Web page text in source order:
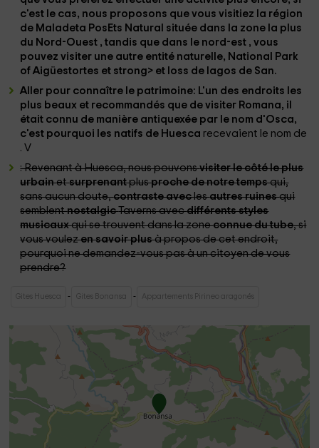
c'est le cas, nous proposons que vous visitiez la région
de Maladeta PosEts Natural située dans la zone la plus
du Nord-Ouest , tandis que dans le nord-est , vous
pouvez visiter une autre entité naturelle, National Park
of Aigüestortes et strong> et loss de lagos de San.
Aller pour connaître le patrimoine: L'un des endroits les
plus beaux et recommandés que de visiter Romana, il
était connu de manière antiquexée par le nom d'Osca,
c'est pourquoi les natifs de Huesca recevaient le nom de
. V
: Revenant à Huesca, nous pouvonsvisiter le côté le plus
urbainetsurprenantplusproche de notre tempsqui,
sans aucun doute,contraste aveclesautres ruinesqui
semblentnostalgicTaverns avecdifférents styles
musicauxqui se trouvent dans la zoneconnue du tube, si
vous voulezen savoir plusà propos de cet endroit,
pourquoi ne demandez-vous pas à un citoyen de vous
prendre?
Gites Huesca Gites Bonansa Appartements Pirineo aragonés